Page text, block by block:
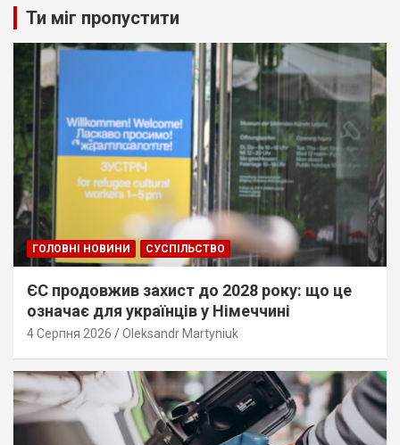
Ти міг пропустити
ГОЛОВНІ НОВИНИ СУСПІЛЬСТВО
ЄС продовжив захист до 2028 року: що це
означає для українців у Німеччині
4 Серпня 2026 Oleksandr Martyniuk